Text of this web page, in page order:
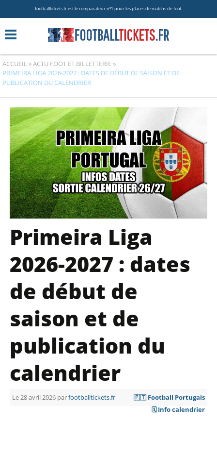
footballtickets.fr est le comparateur nº1 pour les places de matchs de foot.
ACCUEIL »ACTU FOOT ET BILLETTERIE »
PRIMEIRA LIGA 2026-2027 : DATES DE DÉBUT DE SAISON ET DE
PUBLICATION DU CALENDRIER
Primeira Liga
2026-2027 : dates
de début de
saison et de
publication du
calendrier
Le 28 avril 2026 parfootballtickets.fr
🇵🇹 Football Portugais
🗓️ Info calendrier